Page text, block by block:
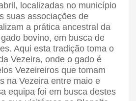
localizadas no município
suas associações de
a prática ancestral da
bovino, em busca de
Aqui esta tradição toma o
Vezeira, onde o gado é
Vezeireiros que tomam
na Vezeira entre maio e
equipa foi em busca destes